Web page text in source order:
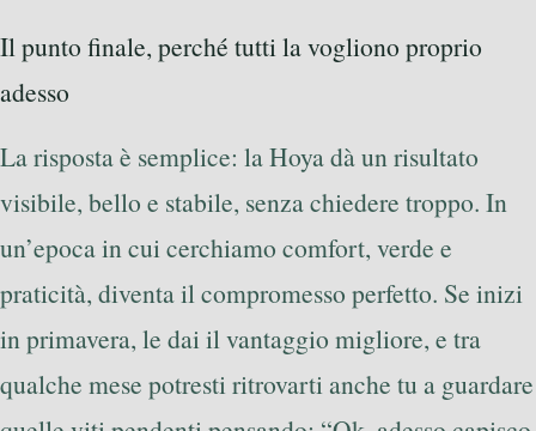
Il punto finale, perché tutti la vogliono proprio
adesso
La risposta è semplice: la Hoya dà un risultato
visibile, bello e stabile, senza chiedere troppo. In
un’epoca in cui cerchiamo comfort, verde e
praticità, diventa il compromesso perfetto. Se inizi
in primavera, le dai il vantaggio migliore, e tra
qualche mese potresti ritrovarti anche tu a guardare